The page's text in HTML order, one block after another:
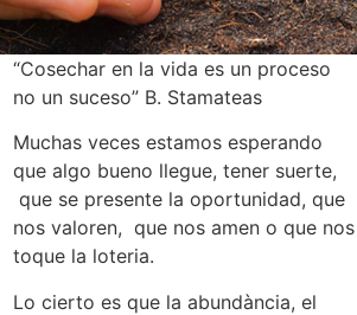
“Cosechar en la vida es un proceso
no un suceso” B. Stamateas
Muchas veces estamos esperando
que algo bueno llegue, tener suerte,
que se presente la oportunidad, que
nos valoren, que nos amen o que nos
toque la loteria.
Lo cierto es que la abundància, el